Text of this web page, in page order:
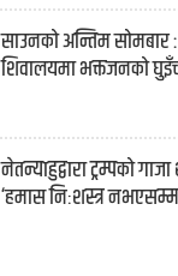
साउनको अन्तिम सोमबार :
शिवालयमा भक्तजनको
नेतन्याहुद्वारा ट्रम्पको
‘हमास निःशस्त्र नभएसम्म